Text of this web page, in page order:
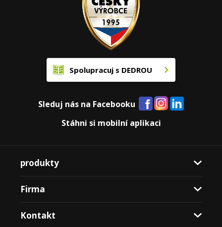
Spolupracuj s DEDROU
Sleduj nás na Facebooku
Stáhni si mobilní aplikaci
produkty
Firma
Kontakt